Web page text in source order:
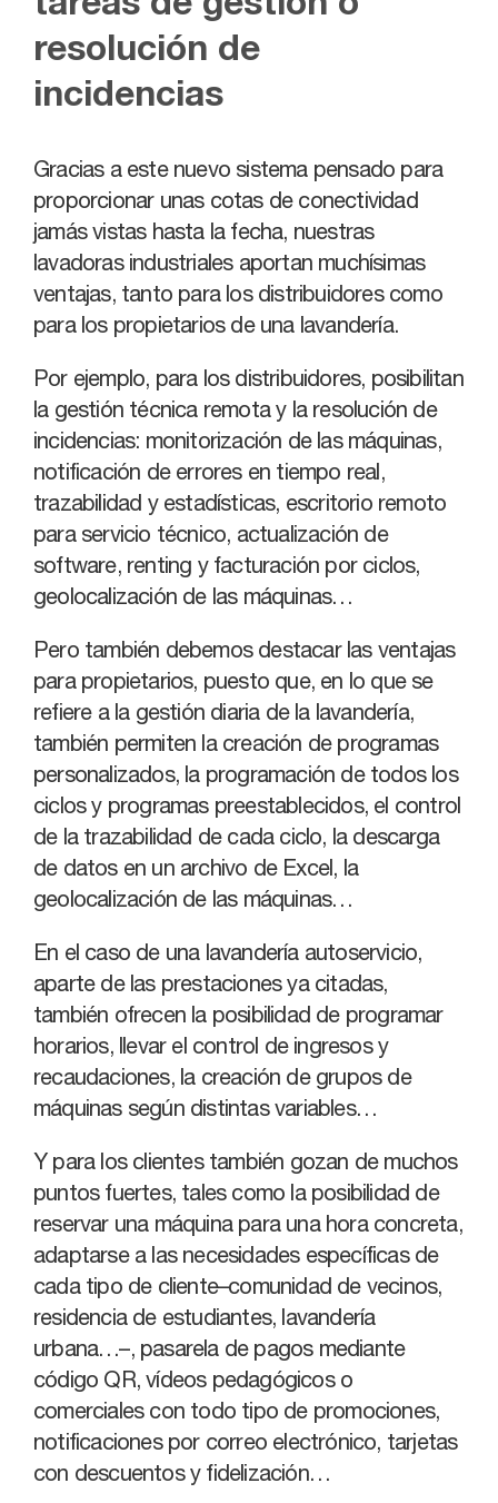
resolución de
incidencias
Gracias a este nuevo sistema pensado para
proporcionar unas cotas de conectividad
jamás vistas hasta la fecha, nuestras
lavadoras industriales aportan muchísimas
ventajas, tanto para los distribuidores como
para los propietarios de una lavandería.
Por ejemplo, para los distribuidores, posibilitan
la gestión técnica remota y la resolución de
incidencias: monitorización de las máquinas,
notificación de errores en tiempo real,
trazabilidad y estadísticas, escritorio remoto
para servicio técnico, actualización de
software, renting y facturación por ciclos,
geolocalización de las máquinas…
Pero también debemos destacar las ventajas
para propietarios, puesto que, en lo que se
refiere a la gestión diaria de la lavandería,
también permiten la creación de programas
personalizados, la programación de todos los
ciclos y programas preestablecidos, el control
de la trazabilidad de cada ciclo, la descarga
de datos en un archivo de Excel, la
geolocalización de las máquinas…
En el caso de una lavandería autoservicio,
aparte de las prestaciones ya citadas,
también ofrecen la posibilidad de programar
horarios, llevar el control de ingresos y
recaudaciones, la creación de grupos de
máquinas según distintas variables…
Y para los clientes también gozan de muchos
puntos fuertes, tales como la posibilidad de
reservar una máquina para una hora concreta,
adaptarse a las necesidades específicas de
cada tipo de cliente–comunidad de vecinos,
residencia de estudiantes, lavandería
urbana…–, pasarela de pagos mediante
código QR, vídeos pedagógicos o
comerciales con todo tipo de promociones,
notificaciones por correo electrónico, tarjetas
con descuentos y fidelización…